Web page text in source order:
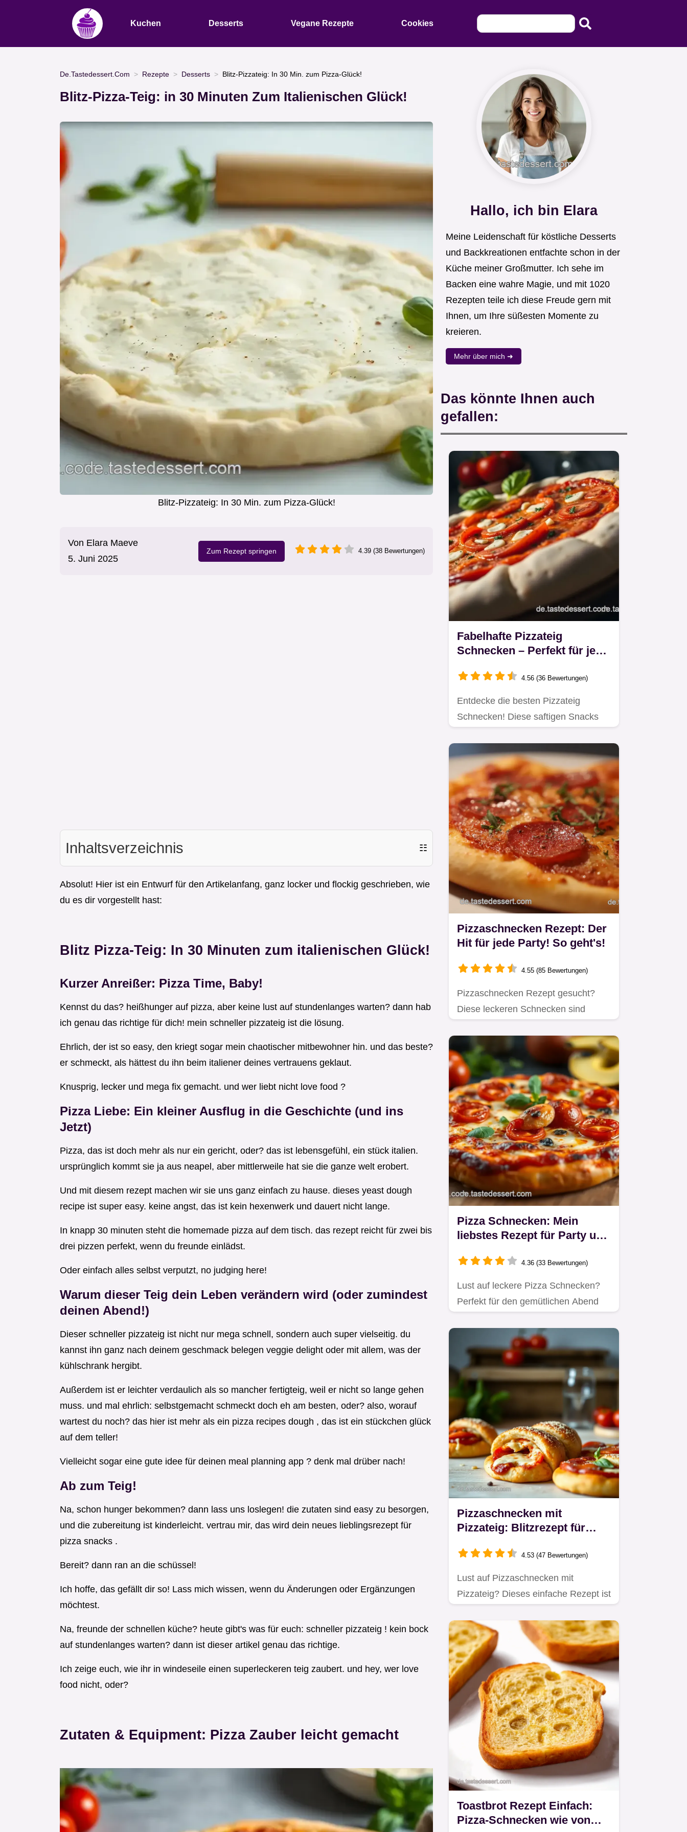
Kuchen Desserts Vegane Rezepte Cookies
De.Tastedessert.Com Rezepte Desserts Blitz-Pizzateig: In 30 Min. zum Pizza-Glück!
Blitz-Pizza-Teig: in 30 Minuten Zum Italienischen Glück!
Blitz-Pizzateig: In 30 Min. zum Pizza-Glück!
Von Elara Maeve
5. Juni 2025
Zum Rezept springen 4.39 (38 Bewertungen)
Inhaltsverzeichnis ☷
Absolut! Hier ist ein Entwurf für den Artikelanfang, ganz locker und flockig geschrieben, wie
du es dir vorgestellt hast:
Blitz Pizza-Teig: In 30 Minuten zum italienischen Glück!
Kurzer Anreißer: Pizza Time, Baby!
Kennst du das? heißhunger auf pizza, aber keine lust auf stundenlanges warten? dann hab
ich genau das richtige für dich! mein schneller pizzateig ist die lösung.
Ehrlich, der ist so easy, den kriegt sogar mein chaotischer mitbewohner hin. und das beste?
er schmeckt, als hättest du ihn beim italiener deines vertrauens geklaut.
Knusprig, lecker und mega fix gemacht. und wer liebt nicht love food ?
Pizza Liebe: Ein kleiner Ausflug in die Geschichte (und ins
Jetzt)
Pizza, das ist doch mehr als nur ein gericht, oder? das ist lebensgefühl, ein stück italien.
ursprünglich kommt sie ja aus neapel, aber mittlerweile hat sie die ganze welt erobert.
Und mit diesem rezept machen wir sie uns ganz einfach zu hause. dieses yeast dough
recipe ist super easy. keine angst, das ist kein hexenwerk und dauert nicht lange.
In knapp 30 minuten steht die homemade pizza auf dem tisch. das rezept reicht für zwei bis
drei pizzen perfekt, wenn du freunde einlädst.
Oder einfach alles selbst verputzt, no judging here!
Warum dieser Teig dein Leben verändern wird (oder zumindest
deinen Abend!)
Dieser schneller pizzateig ist nicht nur mega schnell, sondern auch super vielseitig. du
kannst ihn ganz nach deinem geschmack belegen veggie delight oder mit allem, was der
kühlschrank hergibt.
Außerdem ist er leichter verdaulich als so mancher fertigteig, weil er nicht so lange gehen
muss. und mal ehrlich: selbstgemacht schmeckt doch eh am besten, oder? also, worauf
wartest du noch? das hier ist mehr als ein pizza recipes dough , das ist ein stückchen glück
auf dem teller!
Vielleicht sogar eine gute idee für deinen meal planning app ? denk mal drüber nach!
Ab zum Teig!
Na, schon hunger bekommen? dann lass uns loslegen! die zutaten sind easy zu besorgen,
und die zubereitung ist kinderleicht. vertrau mir, das wird dein neues lieblingsrezept für
pizza snacks .
Bereit? dann ran an die schüssel!
Ich hoffe, das gefällt dir so! Lass mich wissen, wenn du Änderungen oder Ergänzungen
möchtest.
Na, freunde der schnellen küche? heute gibt's was für euch: schneller pizzateig ! kein bock
auf stundenlanges warten? dann ist dieser artikel genau das richtige.
Ich zeige euch, wie ihr in windeseile einen superleckeren teig zaubert. und hey, wer love
food nicht, oder?
Zutaten & Equipment: Pizza Zauber leicht gemacht
Hallo, ich bin Elara
Meine Leidenschaft für köstliche Desserts
und Backkreationen entfachte schon in der
Küche meiner Großmutter. Ich sehe im
Backen eine wahre Magie, und mit 1020
Rezepten teile ich diese Freude gern mit
Ihnen, um Ihre süßesten Momente zu
kreieren.
Mehr über mich ➜
Das könnte Ihnen auch
gefallen:
Fabelhafte Pizzateig
Schnecken – Perfekt für jede
4.56 (36 Bewertungen)
Entdecke die besten Pizzateig
Schnecken! Diese saftigen Snacks
Pizzaschnecken Rezept: Der
Hit für jede Party! So geht's!
4.55 (85 Bewertungen)
Pizzaschnecken Rezept gesucht?
Diese leckeren Schnecken sind
Pizza Schnecken: Mein
liebstes Rezept für Party und
4.36 (33 Bewertungen)
Lust auf leckere Pizza Schnecken?
Perfekt für den gemütlichen Abend
Pizzaschnecken mit
Pizzateig: Blitzrezept für
4.53 (47 Bewertungen)
Lust auf Pizzaschnecken mit
Pizzateig? Dieses einfache Rezept ist
Toastbrot Rezept Einfach:
Pizza-Schnecken wie von